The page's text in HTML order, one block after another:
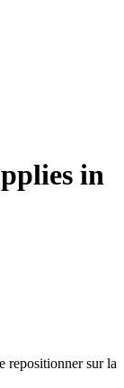
in
repositionner sur la